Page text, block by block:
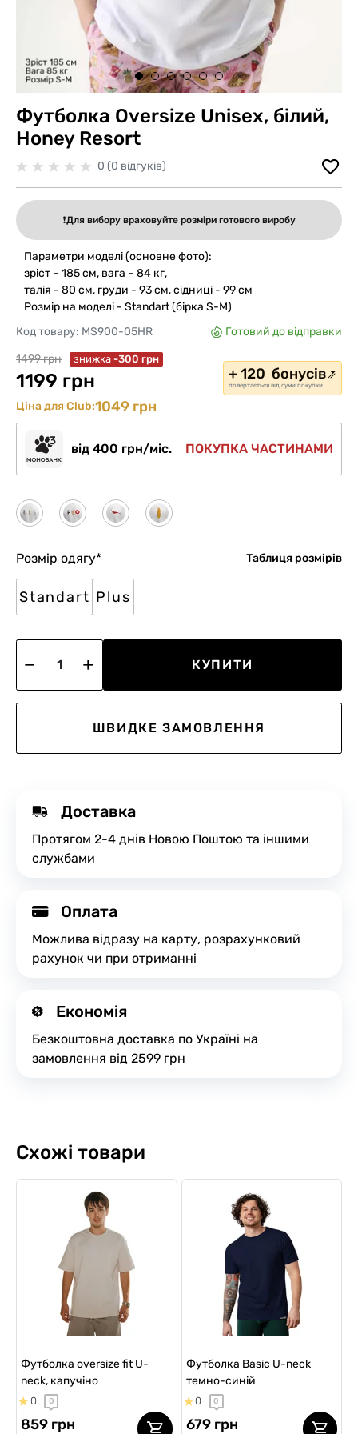
Футболка Oversize Unisex, білий,
Honey Resort
0 (0 відгуків)
❗️Для вибору враховуйте розміри готового виробу
Параметри моделі (основне фото):
зріст – 185 см, вага – 84 кг,
талія - 80 см, груди - 93 см, сідниці - 99 см
Розмір на моделі - Standart (бірка S-M)
Код товару: MS900-05HR
Готовий до відправки
1499 грн
знижка -300 грн
1199 грн + 120 бонусів
повертається від суми покупки
Ціна для Club:1049 грн
від 400 грн/міс. ПОКУПКА ЧАСТИНАМИ
Таблиця розмірів
Розмір одягу*
Standart Plus
КУПИТИ
ШВИДКЕ ЗАМОВЛЕННЯ
Доставка
Протягом 2-4 днів Новою Поштою та іншими
службами
Оплата
Можлива відразу на карту, розрахунковий
рахунок чи при отриманні
Економія
Безкоштовна доставка по Україні на
замовлення від 2599 грн
Схожі товари
Футболка oversize fit U-
neck, капучіно
0 0
859 грн
Футболка Basic U-neck
темно-синій
0 0
679 грн